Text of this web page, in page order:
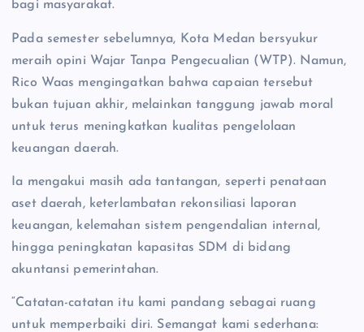
bagi masyarakat.
Pada semester sebelumnya, Kota Medan bersyukur
meraih opini Wajar Tanpa Pengecualian (WTP). Namun,
Rico Waas mengingatkan bahwa capaian tersebut
bukan tujuan akhir, melainkan tanggung jawab moral
untuk terus meningkatkan kualitas pengelolaan
keuangan daerah.
Ia mengakui masih ada tantangan, seperti penataan
aset daerah, keterlambatan rekonsiliasi laporan
keuangan, kelemahan sistem pengendalian internal,
hingga peningkatan kapasitas SDM di bidang
akuntansi pemerintahan.
“Catatan-catatan itu kami pandang sebagai ruang
untuk memperbaiki diri. Semangat kami sederhana: